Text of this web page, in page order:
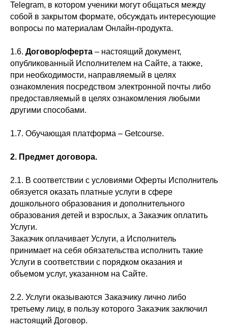
Telegram, в котором ученики могут общаться между
собой в закрытом формате, обсуждать интересующие
вопросы по материалам Онлайн-продукта.
1.6. Договор/оферта – настоящий документ,
опубликованный Исполнителем на Сайте, а также,
при необходимости, направляемый в целях
ознакомления посредством электронной почты либо
предоставляемый в целях ознакомления любыми
другими способами.
1.7. Обучающая платформа – Getcourse.
2. Предмет договора.
2.1. В соответствии с условиями Оферты Исполнитель
обязуется оказать платные услуги в сфере
дошкольного образования и дополнительного
образования детей и взрослых, а Заказчик оплатить
Услуги.
Заказчик оплачивает Услуги, а Исполнитель
принимает на себя обязательства исполнить такие
Услуги в соответствии с порядком оказания и
объемом услуг, указанном на Сайте.
2.2. Услуги оказываются Заказчику лично либо
третьему лицу, в пользу которого Заказчик заключил
настоящий Договор.